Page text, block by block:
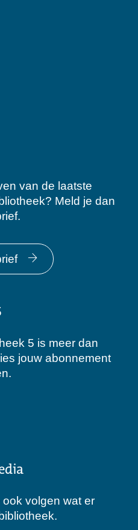
van de laatste
Meld je dan
5 is meer dan
jouw abonnement
volgen wat er